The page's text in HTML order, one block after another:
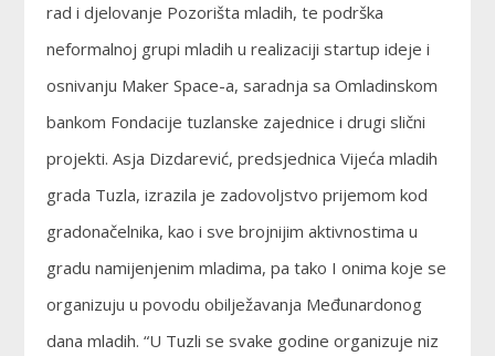
rad i djelovanje Pozorišta mladih, te podrška
neformalnoj grupi mladih u realizaciji startup ideje i
osnivanju Maker Space-a, saradnja sa Omladinskom
bankom Fondacije tuzlanske zajednice i drugi slični
projekti. Asja Dizdarević, predsjednica Vijeća mladih
grada Tuzla, izrazila je zadovoljstvo prijemom kod
gradonačelnika, kao i sve brojnijim aktivnostima u
gradu namijenjenim mladima, pa tako I onima koje se
organizuju u povodu obilježavanja Međunardonog
dana mladih. “U Tuzli se svake godine organizuje niz